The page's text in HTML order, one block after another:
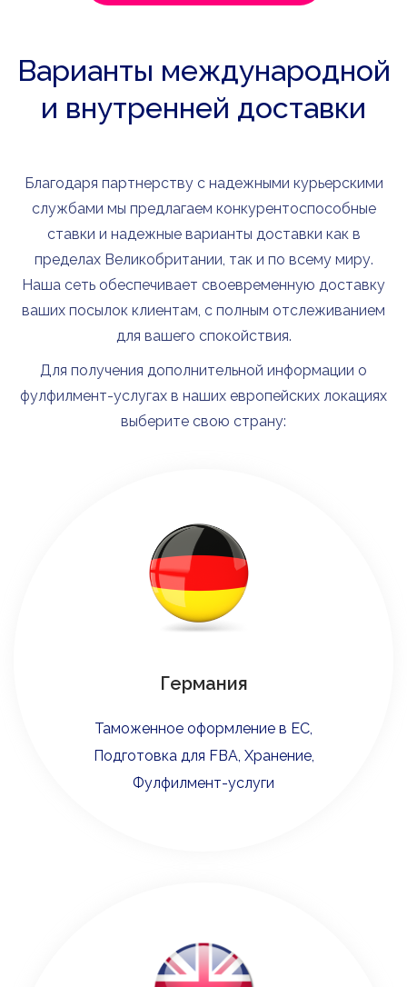
Варианты международной
и внутренней доставки
Благодаря партнерству с надежными курьерскими
службами мы предлагаем конкурентоспособные
ставки и надежные варианты доставки как в
пределах Великобритании, так и по всему миру.
Наша сеть обеспечивает своевременную доставку
ваших посылок клиентам, с полным отслеживанием
для вашего спокойствия.
Для получения дополнительной информации о
фулфилмент-услугах в наших европейских локациях
выберите свою страну:
Германия
Таможенное оформление в ЕС,
Подготовка для FBA, Хранение,
Фулфилмент-услуги